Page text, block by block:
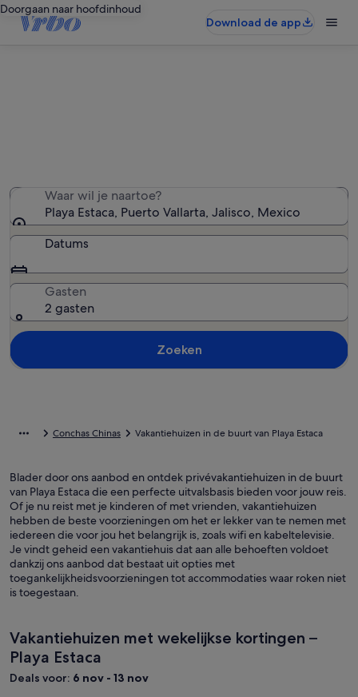
Doorgaan naar hoofdinhoud
Download de app
Waar wil je naartoe?
Playa Estaca, Puerto Vallarta, Jalisco, Mexico
Datums
Gasten
2 gasten
Zoeken
Conchas Chinas Vakantiehuizen in de buurt van Playa Estaca
Blader door ons aanbod en ontdek privévakantiehuizen in de buurt
van Playa Estaca die een perfecte uitvalsbasis bieden voor jouw reis.
Of je nu reist met je kinderen of met vrienden, vakantiehuizen
hebben de beste voorzieningen om het er lekker van te nemen met
iedereen die voor jou het belangrijk is, zoals wifi en kabeltelevisie.
Je vindt geheid een vakantiehuis dat aan alle behoeften voldoet
dankzij ons aanbod dat bestaat uit opties met
toegankelijkheidsvoorzieningen tot accommodaties waar roken niet
is toegestaan.
Vakantiehuizen met wekelijkse kortingen –
Playa Estaca
Deals voor: 6 nov - 13 nov